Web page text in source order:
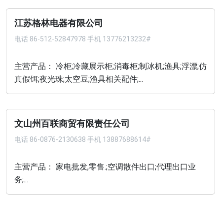
江苏格林电器有限公司
电话 86-512-52847978 手机 13776213232#
主营产品： 冷柜;冷藏展示柜;消毒柜;制冰机;渔具;浮漂;仿
真假饵;夜光珠;太空豆;渔具相关配件;...
文山州百联商贸有限责任公司
电话 86-0876-2130638 手机 13887688614#
主营产品： 家电批发,零售.;空调散件出口;代理出口业
务;...